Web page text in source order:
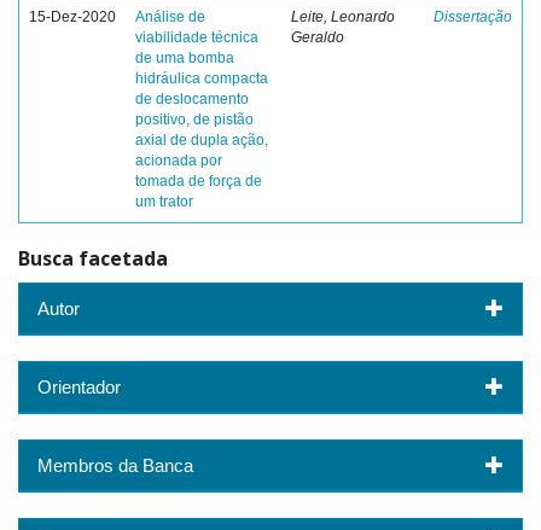
15-Dez-2020
Análise de
viabilidade técnica
de uma bomba
hidráulica compacta
de deslocamento
positivo, de pistão
axial de dupla ação,
acionada por
tomada de força de
um trator
Leite, Leonardo
Geraldo
Dissertação
Busca facetada
Autor
Orientador
Membros da Banca